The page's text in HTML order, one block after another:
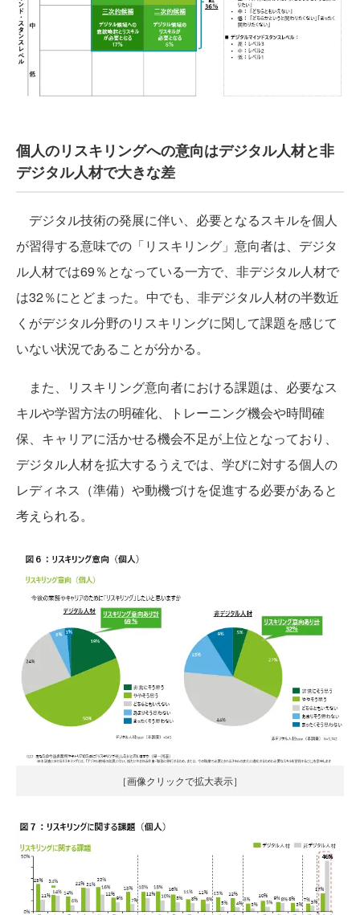
個人のリスキリングへの意向はデジタル人材と非
デジタル人材で大きな差
デジタル技術の発展に伴い、必要となるスキルを個人
が習得する意味での「リスキリング」意向者は、デジタ
ル人材では69％となっている一方で、非デジタル人材で
は32％にとどまった。中でも、非デジタル人材の半数近
くがデジタル分野のリスキリングに関して課題を感じて
いない状況であることが分かる。
また、リスキリング意向者における課題は、必要なス
キルや学習方法の明確化、トレーニング機会や時間確
保、キャリアに活かせる機会不足が上位となっており、
デジタル人材を拡大するうえでは、学びに対する個人の
レディネス（準備）や動機づけを促進する必要があると
考えられる。
［画像クリックで拡大表示］